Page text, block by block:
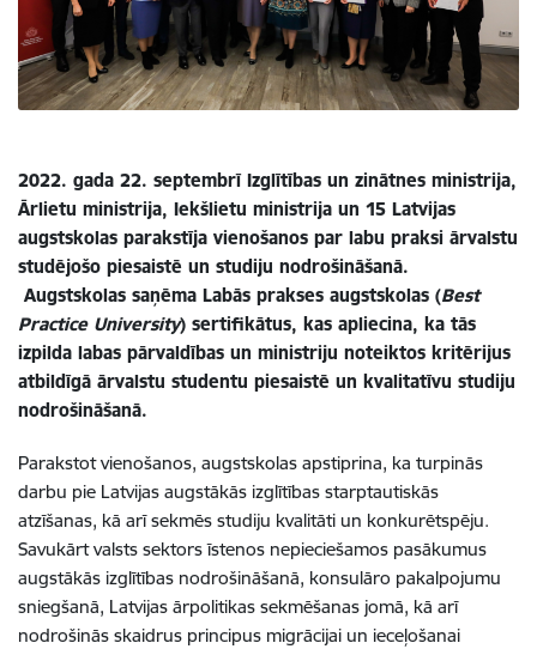
2022. gada 22. septembrī Izglītības un zinātnes ministrija,
Ārlietu ministrija, Iekšlietu ministrija un 15 Latvijas
augstskolas parakstīja vienošanos par labu praksi ārvalstu
studējošo piesaistē un studiju nodrošināšanā.
Augstskolas saņēma Labās prakses augstskolas (Best
Practice University) sertifikātus, kas apliecina, ka tās
izpilda labas pārvaldības un ministriju noteiktos kritērijus
atbildīgā ārvalstu studentu piesaistē un kvalitatīvu studiju
nodrošināšanā.
Parakstot vienošanos, augstskolas apstiprina, ka turpinās
darbu pie Latvijas augstākās izglītības starptautiskās
atzīšanas, kā arī sekmēs studiju kvalitāti un konkurētspēju.
Savukārt valsts sektors īstenos nepieciešamos pasākumus
augstākās izglītības nodrošināšanā, konsulāro pakalpojumu
sniegšanā, Latvijas ārpolitikas sekmēšanas jomā, kā arī
nodrošinās skaidrus principus migrācijai un ieceļošanai